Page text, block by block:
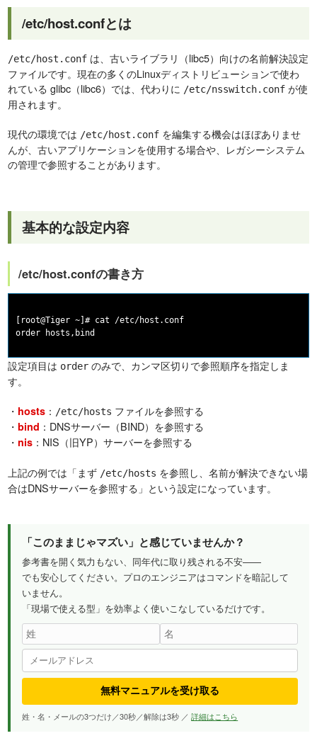
/etc/host.confとは
/etc/host.conf は、古いライブラリ（libc5）向けの名前解決設定
ファイルです。現在の多くのLinuxディストリビューションで使わ
れている glibc（libc6）では、代わりに /etc/nsswitch.conf が使
用されます。
現代の環境では /etc/host.conf を編集する機会はほぼありませ
んが、古いアプリケーションを使用する場合や、レガシーシステム
の管理で参照することがあります。
基本的な設定内容
/etc/host.confの書き方
[root@Tiger ~]# cat /etc/host.conf
設定項目は order のみで、カンマ区切りで参照順序を指定しま
す。
・ hosts ： /etc/hosts ファイルを参照する
・bind ：DNSサーバー（BIND）を参照する
・ nis ：NIS（旧YP）サーバーを参照する
上記の例では「まず /etc/hosts を参照し、名前が解決できない場
合はDNSサーバーを参照する」という設定になっています。
「このままじゃマズい」と感じていませんか？
参考書を開く気力もない、同年代に取り残される不安——
でも安心してください。プロのエンジニアはコマンドを暗記して
いません。
「現場で使える型」を効率よく使いこなしているだけです。
無料マニュアルを受け取る
姓・名・メールの3つだけ／30秒／解除は3秒 ／詳細はこちら